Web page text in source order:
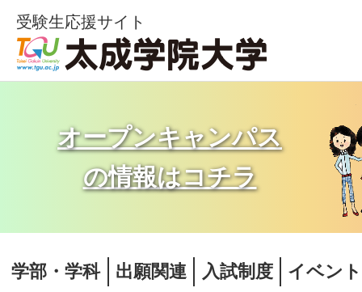
受験生応援サイト
オープンキャンパス
の情報はコチラ
学部・学科 出願関連 入試制度 イベン